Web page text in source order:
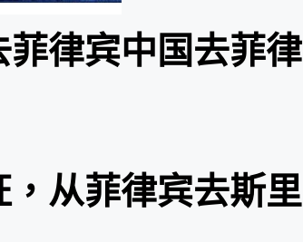
律宾中国去菲律
从菲律宾去斯里